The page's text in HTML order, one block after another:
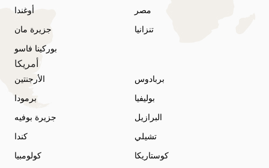
أوغندا
مصر
جزيرة مان
تنزانيا
بوركينا فاسو
أمريكا
الأرجنتين
بربادوس
برمودا
بوليفيا
جزيرة بوفيه
البرازيل
كندا
تشيلي
كولومبيا
كوستاريكا